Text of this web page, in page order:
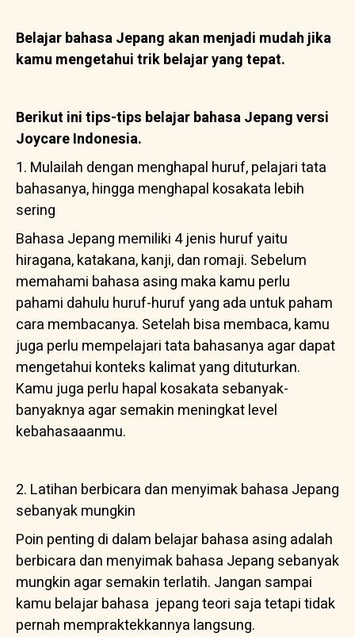
Belajar bahasa Jepang akan menjadi mudah jika
kamu mengetahui trik belajar yang tepat.
Berikut ini tips-tips belajar bahasa Jepang versi
Joycare Indonesia.
1. Mulailah dengan menghapal huruf, pelajari tata
bahasanya, hingga menghapal kosakata lebih
sering
Bahasa Jepang memiliki 4 jenis huruf yaitu
hiragana, katakana, kanji, dan romaji. Sebelum
memahami bahasa asing maka kamu perlu
pahami dahulu huruf-huruf yang ada untuk paham
cara membacanya. Setelah bisa membaca, kamu
juga perlu mempelajari tata bahasanya agar dapat
mengetahui konteks kalimat yang dituturkan.
Kamu juga perlu hapal kosakata sebanyak-
banyaknya agar semakin meningkat level
kebahasaaanmu.
2. Latihan berbicara dan menyimak bahasa Jepang
sebanyak mungkin
Poin penting di dalam belajar bahasa asing adalah
berbicara dan menyimak bahasa Jepang sebanyak
mungkin agar semakin terlatih. Jangan sampai
kamu belajar bahasa jepang teori saja tetapi tidak
pernah mempraktekkannya langsung.